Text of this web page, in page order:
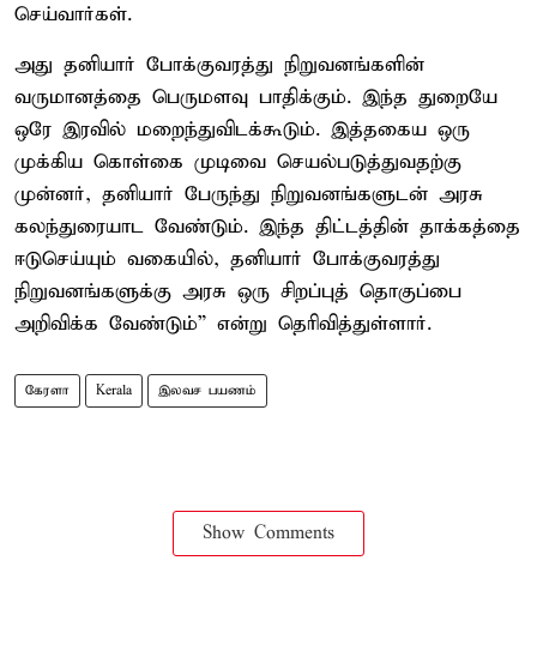
செய்வார்கள்.
அது தனியார் போக்குவரத்து நிறுவனங்களின்
வருமானத்தை பெருமளவு பாதிக்கும். இந்த துறையே
ஒரே இரவில் மறைந்துவிடக்கூடும். இத்தகைய ஒரு
முக்கிய கொள்கை முடிவை செயல்படுத்துவதற்கு
முன்னர், தனியார் பேருந்து நிறுவனங்களுடன் அரசு
கலந்துரையாட வேண்டும். இந்த திட்டத்தின் தாக்கத்தை
ஈடுசெய்யும் வகையில், தனியார் போக்குவரத்து
நிறுவனங்களுக்கு அரசு ஒரு சிறப்புத் தொகுப்பை
அறிவிக்க வேண்டும்” என்று தெரிவித்துள்ளார்.
கேரளா Kerala இலவச பயணம்
Show Comments